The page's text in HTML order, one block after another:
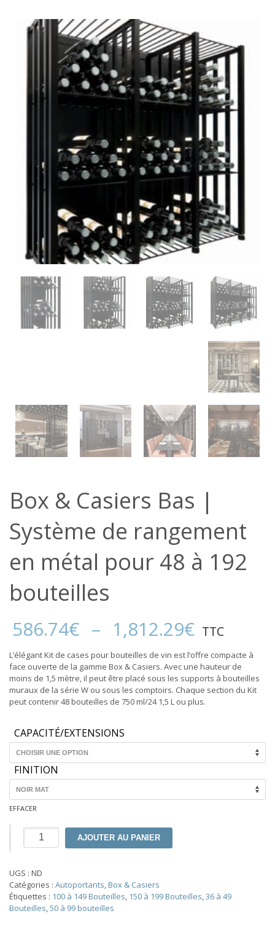
Box & Casiers Bas |
Système de rangement
en métal pour 48 à 192
bouteilles
586.74€ – 1,812.29€ Plage
de
prix :
586.74€
à
TTC
L’élégant Kit de cases pour bouteilles de vin est l’offre compacte à
face ouverte de la gamme Box & Casiers. Avec une hauteur de
moins de 1,5 mètre, il peut être placé sous les supports à bouteilles
muraux de la série W ou sous les comptoirs. Chaque section du Kit
peut contenir 48 bouteilles de 750 ml/24 1,5 L ou plus.
CAPACITÉ/EXTENSIONS
FINITION
EFFACER
quantité
Casiers
Bas
|
Système
AJOUTER AU PANIER
UGS : ND
Catégories : Autoportants,Box & Casiers
Étiquettes : 100 à 149 Bouteilles, 150 à 199 Bouteilles,36 à 49
Bouteilles,50 à 99 bouteilles